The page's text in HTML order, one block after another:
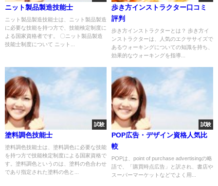
ニット製品製造技能士
ニット製品製造技能士は、ニット製品製造
に必要な技能を持つ方で、技能検定制度に
よる国家資格者です。 〇ニット製品製造
技能士制度について ニット...
歩き方インストラクター口コミ
評判
歩き方インストラクターとは？ 歩き方イ
ンストラクターは、人気のエクササイズで
あるウォーキングについての知識を持ち、
効果的なウォーキングを指導...
試験
塗料調色技能士
塗料調色技能士は、塗料調色に必要な技能
を持つ方で技能検定制度による国家資格で
す。塗料調色というのは、塗料の色合わせ
であり指定された塗料の色と...
試験
POP広告・デザイン資格人気比
較
POPは、point of purchase advertisingの略
語で、「購買時点広告」と訳され、書店や
スーパーマーケットなどでよく用...